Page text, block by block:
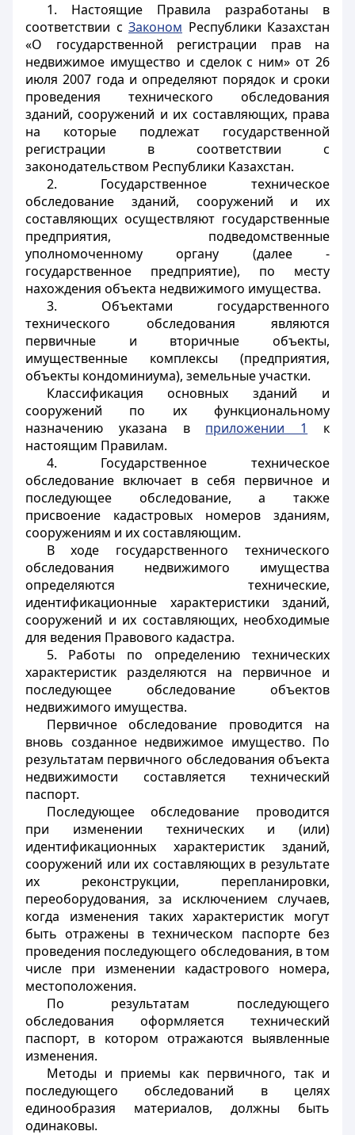
1. Настоящие Правила разработаны в
соответствии с Законом Республики Казахстан
«О государственной регистрации прав на
недвижимое имущество и сделок с ним» от 26
июля 2007 года и определяют порядок и сроки
проведения технического обследования
зданий, сооружений и их составляющих, права
на которые подлежат государственной
регистрации в соответствии с
законодательством Республики Казахстан.
2. Государственное техническое
обследование зданий, сооружений и их
составляющих осуществляют государственные
предприятия, подведомственные
уполномоченному органу (далее -
государственное предприятие), по месту
нахождения объекта недвижимого имущества.
3. Объектами государственного
технического обследования являются
первичные и вторичные объекты,
имущественные комплексы (предприятия,
объекты кондоминиума), земельные участки.
Классификация основных зданий и
сооружений по их функциональному
назначению указана в приложении 1
к
настоящим Правилам.
4. Государственное техническое
обследование включает в себя первичное и
последующее обследование, а также
присвоение кадастровых номеров зданиям,
сооружениям и их составляющим.
В ходе государственного технического
обследования недвижимого имущества
определяются технические,
идентификационные характеристики зданий,
сооружений и их составляющих, необходимые
для ведения Правового кадастра.
5. Работы по определению технических
характеристик разделяются на первичное и
последующее обследование объектов
недвижимого имущества.
Первичное обследование проводится на
вновь созданное недвижимое имущество. По
результатам первичного обследования объекта
недвижимости составляется технический
паспорт.
Последующее обследование проводится
при изменении технических и (или)
идентификационных характеристик зданий,
сооружений или их составляющих в результате
их реконструкции, перепланировки,
переоборудования, за исключением случаев,
когда изменения таких характеристик могут
быть отражены в техническом паспорте без
проведения последующего обследования, в том
числе при изменении кадастрового номера,
местоположения.
По результатам последующего
обследования оформляется технический
паспорт, в котором отражаются выявленные
изменения.
Методы и приемы как первичного, так и
последующего обследований в целях
единообразия материалов, должны быть
одинаковы.